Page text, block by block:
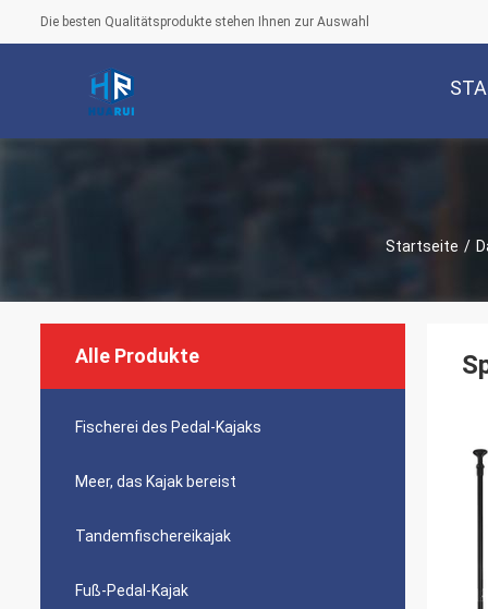
Die besten Qualitätsprodukte stehen Ihnen zur Auswahl
Startseite /
Alle Produkte
Fischerei des Pedal-Kajaks
Meer, das Kajak bereist
Tandemfischereikajak
Fuß-Pedal-Kajak